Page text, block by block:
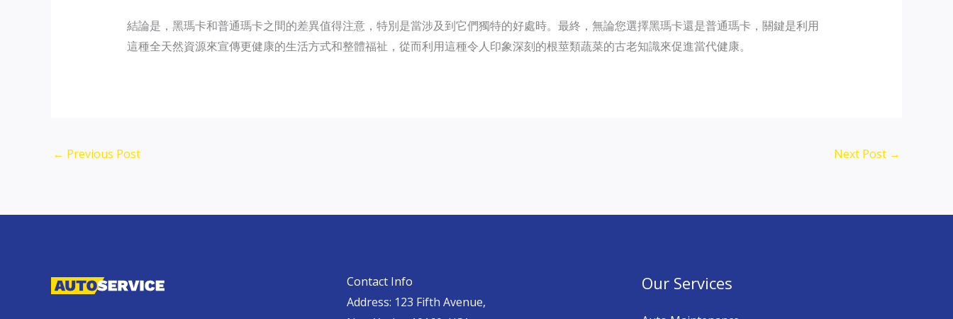
結論是，黑瑪卡和普通瑪卡之間的差異值得注意，特別是當涉及到它們獨特的好處時。最終，無論您選擇黑瑪卡還是普通瑪卡，關鍵是利用
這種全天然資源來宣傳更健康的生活方式和整體福祉，從而利用這種令人印象深刻的根莖類蔬菜的古老知識來促進當代健康。
← Previous Post Next Post →
Contact Info
Address: 123 Fifth Avenue,
Our Services